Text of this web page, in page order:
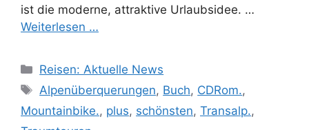
ist die moderne, attraktive Urlaubsidee. …
Weiterlesen …
Kategorien
Reisen: Aktuelle News
Schlagwörter
Alpenüberquerungen, Buch, CDRom.,
Mountainbike., plus, schönsten, Transalp.,